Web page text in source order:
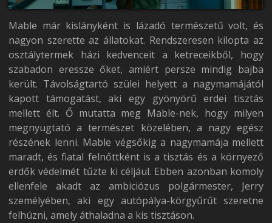
Mable már kislányként is lázadó természetű volt, és
nagyon szerette az állatokat. Rendszeresen kilopta az
osztálytermek házi kedvenceit a ketreceikből, hogy
szabadon eressze őket, amiért persze mindig bajba
került. Távolságtartó szülei helyett a nagymamájától
kapott támogatást, aki egy gyönyörű erdei tisztás
mellett élt. Ő mutatta meg Mable-nek, hogy milyen
megnyugtató a természet közelében, a nagy egész
részének lenni. Mable végsőkig a nagymamája mellett
maradt, és fiatal felnőttként is a tisztás és a környező
erdők védelmét tűzte ki céljául. Ebben azonban komoly
ellenfele akadt az ambiciózus polgármester, Jerry
személyében, aki egy autópálya-körgyűrűt szeretne
felhúzni, amely áthaladna a kis tisztáson.